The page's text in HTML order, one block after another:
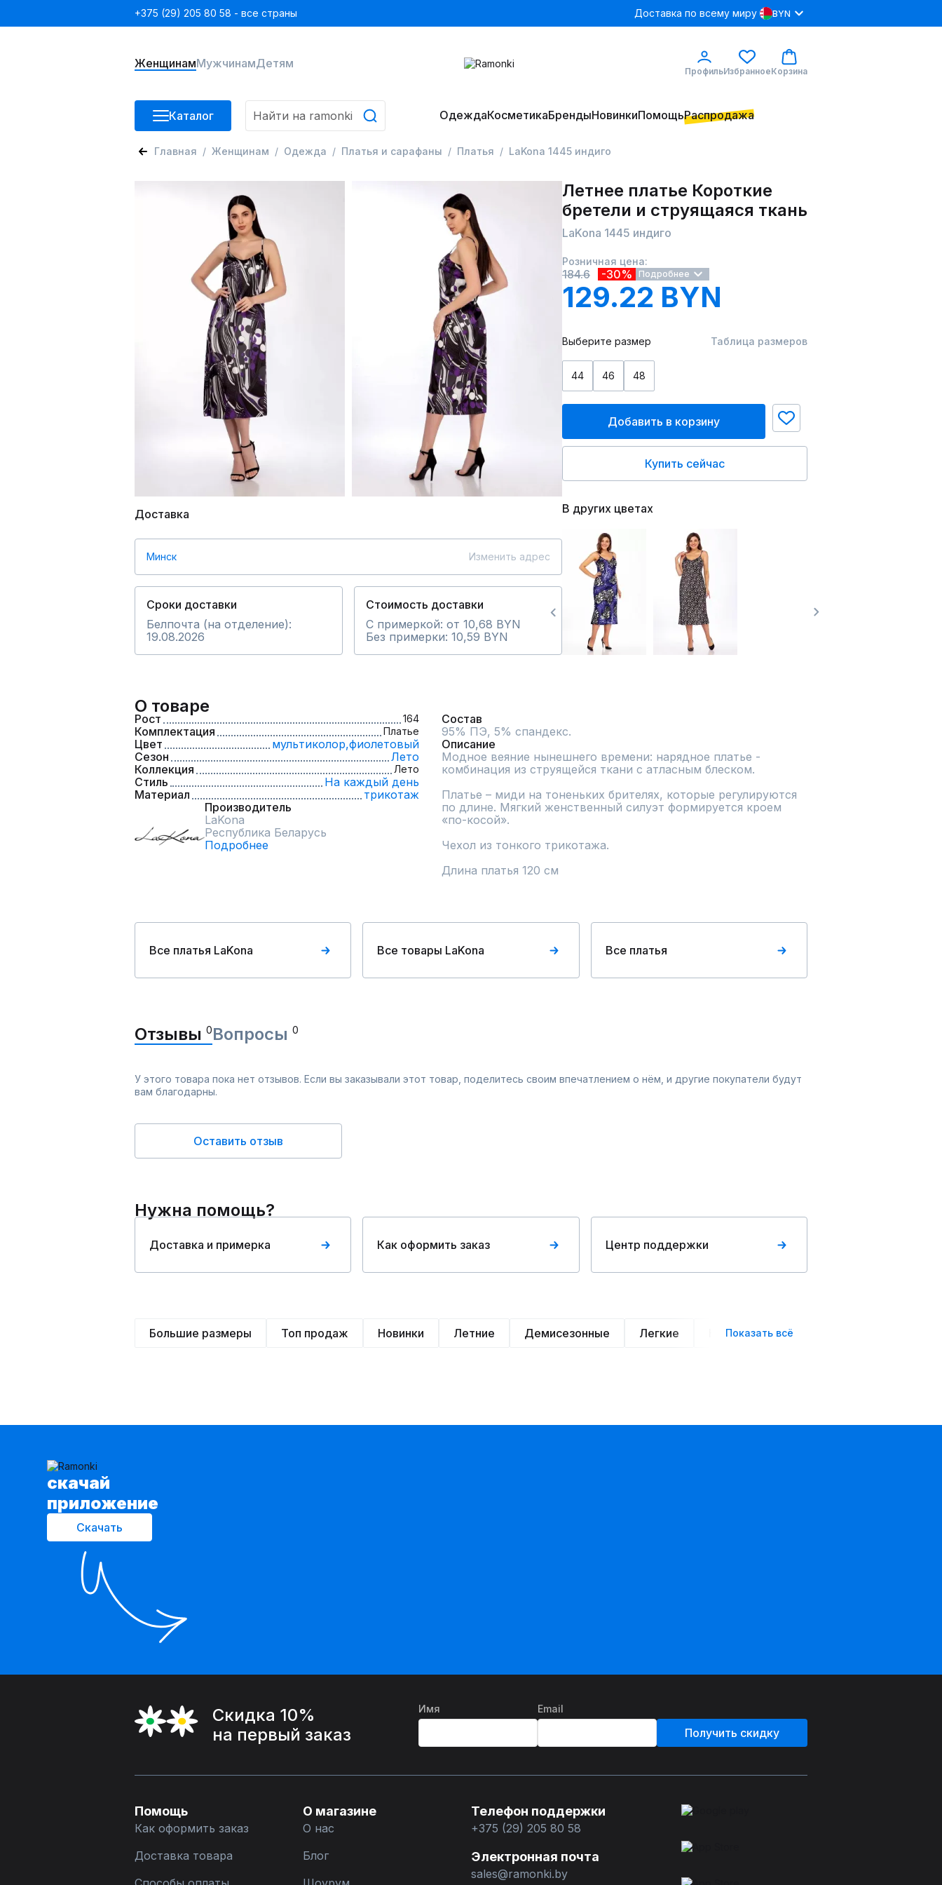
+375 (29) 205 80 58 - все страны Доставка по всему миру BYN
ЖенщинамМужчинамДетям
ПрофильИзбранноеКорзина
Каталог ОдеждаКосметикаБрендыНовинкиПомощьРаспродажа
Главная Женщинам Одежда Платья и сарафаны Платья LaKona 1445 индиго
Доставка
Минск Изменить адрес
Сроки доставки
Белпочта (на отделение):
19.08.2026
Стоимость доставки
С примеркой: от 10,68 BYN
Без примерки: 10,59 BYN
Летнее платье Короткие
бретели и струящаяся ткань
LaKona 1445 индиго
Розничная цена:
184.6 -30% Подробнее
129.22 BYN
Выберите размер Таблица размеров
44 46 48
Добавить в корзину
Купить сейчас
В других цветах
О товаре
Рост 164
Комплектация Платье
Цвет мультиколор,фиолетовый
Сезон
Лето
Коллекция
Лето
Стиль
На каждый день
Материал
трикотаж
Производитель
LaKona
Республика Беларусь
Подробнее
Состав
95% ПЭ, 5% спандекс.
Описание
Модное веяние нынешнего времени: нарядное платье -
комбинация из струящейся ткани с атласным блеском.
Платье – миди на тоненьких брителях, которые регулируются
по длине. Мягкий женственный силуэт формируется кроем
«по-косой».
Чехол из тонкого трикотажа.
Длина платья 120 см
Все платья LaKona Все товары LaKona Все платья
Отзывы 0Вопросы 0
У этого товара пока нет отзывов. Если вы заказывали этот товар, поделитесь своим впечатлением о нём, и другие покупатели будут
вам благодарны.
Оставить отзыв
Нужна помощь?
Доставка и примерка Как оформить заказ Центр поддержки
Большие размеры Топ продаж Новинки Летние Демисезонные Легкие Нарядные
Показать всё
cкачай
приложение
Скачать
Скидка 10%
на первый заказ
Имя Email
Получить скидку
Помощь
Как оформить заказ
Доставка товара
О магазине
О нас
Блог
Телефон поддержки
+375 (29) 205 80 58
Электронная почта
sales@ramonki.by